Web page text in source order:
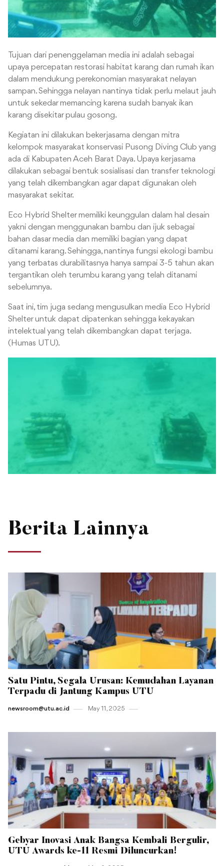
Tujuan dari penenggelaman media ini adalah sebagai
upaya percepatan restorasi habitat karang dan rumah ikan
dalam mendukung perekonomian masyarakat nelayan
sampan. Sehingga nelayan nantinya tidak perlu melaut jauh
untuk sekedar memancing karena sudah banyak ikan
karang disekitar pulau gosong.
Kegiatan ini dilakukan bekerjasama dengan mitra
kelompok masyarakat konservasi Pusong Diving Club yang
ada di Kabupaten Aceh Barat Daya. Upaya kerjasama
dilakukan sebagai bentuk sosialisasi dan transfer teknologi
yang telah dikembangkan agar dapat digunakan oleh
masyarakat sekitar.
Eco Hybrid Shelter memiliki keunggulan dalam hal desain
yakni dengan menggunakan bambu dan ijuk sebagai
bahan dasar media dan memiliki bagian yang dapat
ditanami karang. Sehingga, nantinya fungsi ekologi bambu
yang terbatas durabilitasnya hanya sampai 3-5 tahun akan
tergantikan oleh terumbu karang yang telah ditanami
sebelumnya.
Saat ini, tim juga sedang mengusulkan media Eco Hybrid
Shelter untuk dapat dipatenkan sehingga kekayakan
intelektual yang telah dikembangkan dapat terjaga.
(Humas UTU).
Berita Lainnya
Satu Pintu, Segala Urusan: Kemudahan Layanan
Terpadu di Jantung Kampus UTU
newsroom@utu.ac.id May 11 , 2025
Gebyar Inovasi Anak Bangsa Kembali Bergulir,
UTU Awards ke-11 Resmi Diluncurkan!